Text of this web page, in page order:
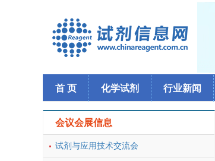
首 页 化学试剂 行业新闻
会议会展信息
试剂与应用技术交流会